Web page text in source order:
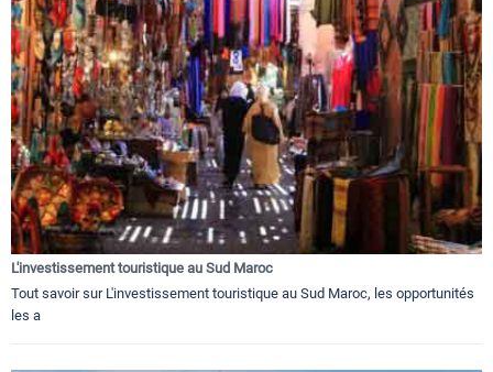
L'investissement touristique au Sud Maroc
Tout savoir sur L'investissement touristique au Sud Maroc, les opportunités
les a